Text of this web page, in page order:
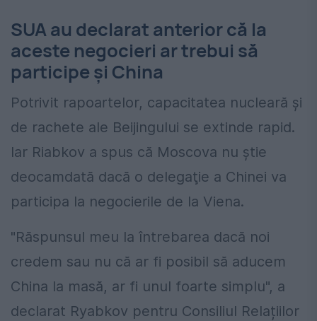
SUA au declarat anterior că la
aceste negocieri ar trebui să
participe şi China
Potrivit rapoartelor, capacitatea nucleară şi
de rachete ale Beijingului se extinde rapid.
Iar Riabkov a spus că Moscova nu ştie
deocamdată dacă o delegaţie a Chinei va
participa la negocierile de la Viena.
"Răspunsul meu la întrebarea dacă noi
credem sau nu că ar fi posibil să aducem
China la masă, ar fi unul foarte simplu", a
declarat Ryabkov pentru Consiliul Relațiilor